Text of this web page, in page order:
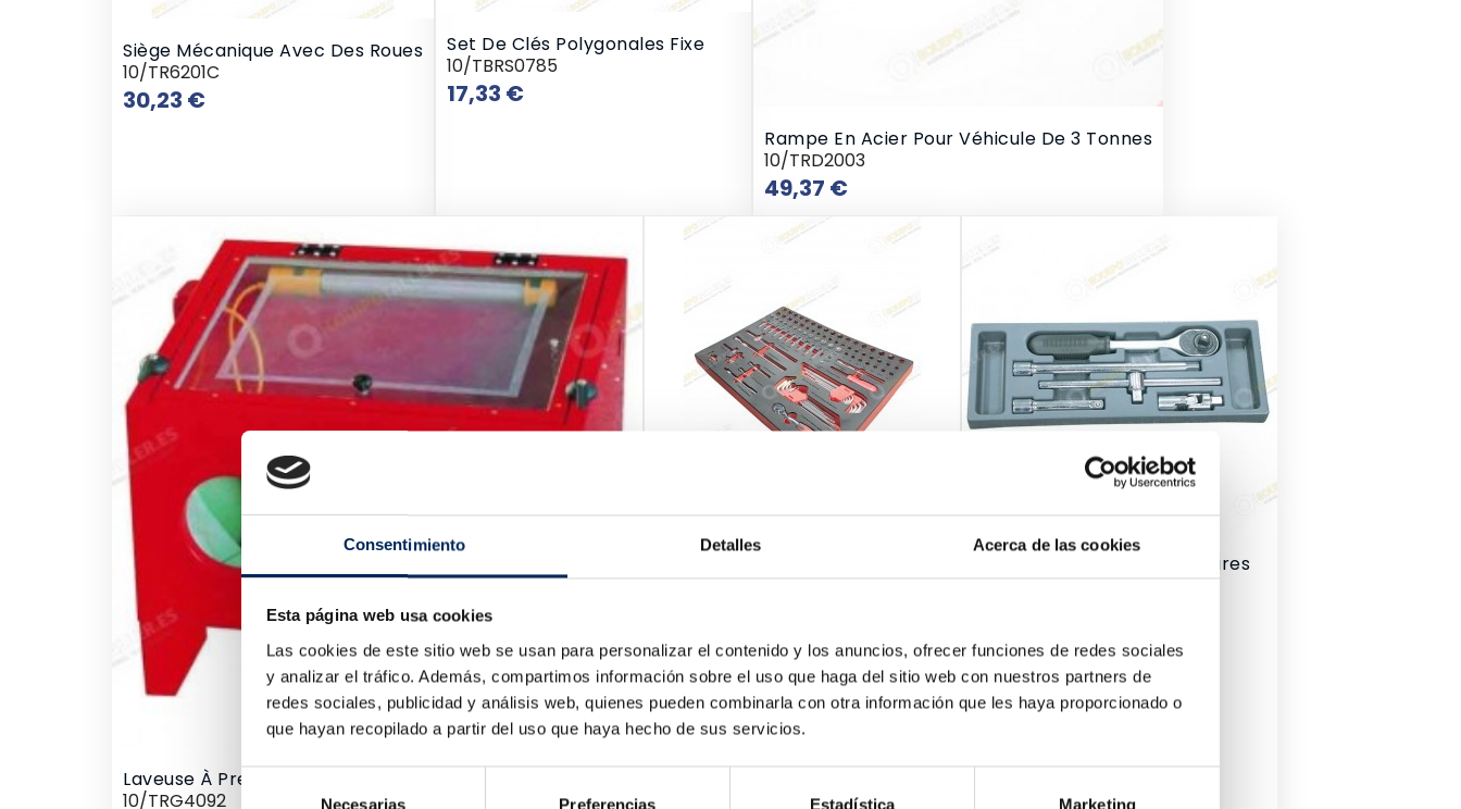
Consentimiento Detalles Acerca de las cookies
Esta página web usa cookies
Las cookies de este sitio web se usan para personalizar el contenido y los anuncios, ofrecer funciones de redes sociales
y analizar el tráfico. Además, compartimos información sobre el uso que haga del sitio web con nuestros partners de
redes sociales, publicidad y análisis web, quienes pueden combinarla con otra información que les haya proporcionado o
que hayan recopilado a partir del uso que haya hecho de sus servicios.
Selección
Necesarias Preferencias Estadística Marketing
Siège Mécanique Avec Des Roues
10/TR6201C
30,23 €
Set De Clés Polygonales Fixe
10/TBRS0785
17,33 €
Rampe En Acier Pour Véhicule De 3 Tonnes
10/TRD2003
49,37 €
Laveuse À Pression Avec Sable SANDBLASTER Pour Table
10/TRG4092
10/TBRT1302
Clé À Douilles Avec Accesoires
10/TBRS0684